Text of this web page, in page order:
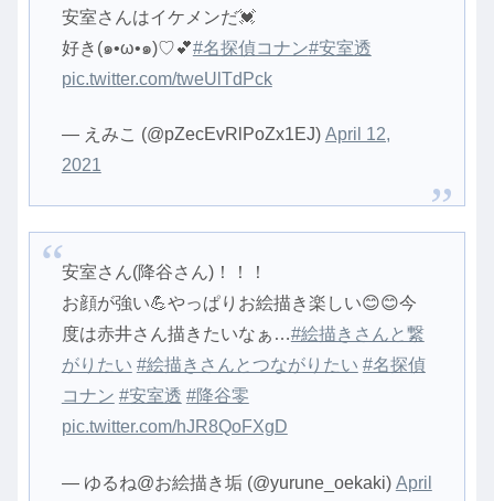
安室さんはイケメンだ💓
好き(๑•ω•๑)♡💕#名探偵コナン#安室透
pic.twitter.com/tweUlTdPck
— えみこ (@pZecEvRlPoZx1EJ) April 12,
2021
安室さん(降谷さん)！！！
お顔が強い💪やっぱりお絵描き楽しい😊😊今
度は赤井さん描きたいなぁ…#絵描きさんと繋
がりたい #絵描きさんとつながりたい #名探偵
コナン #安室透 #降谷零
pic.twitter.com/hJR8QoFXgD
— ゆるね@お絵描き垢 (@yurune_oekaki) April